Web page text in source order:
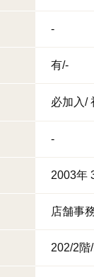
-
有/-
必加入/
-
2003年
店舗事
202/2階